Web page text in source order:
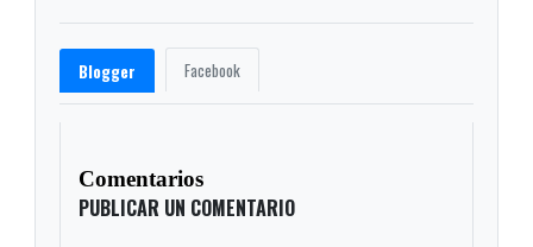
Blogger Facebook
Comentarios
PUBLICAR UN COMENTARIO